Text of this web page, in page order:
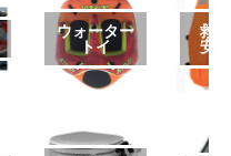
ウォーター
トイ
救
安